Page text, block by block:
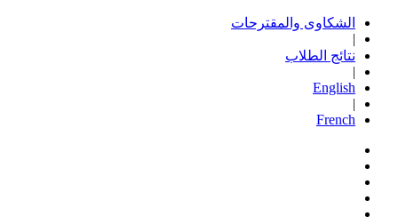
الشكاوى والمقترحات
|
نتائج الطلاب
|
English
|
French